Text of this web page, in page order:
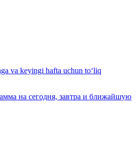
va keyingi hafta uchun to‘liq
на сегодня, завтра и ближайшую